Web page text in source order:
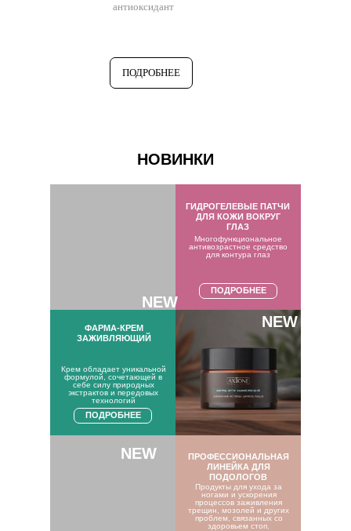
антиоксидант
ПОДРОБНЕЕ
ГИДРОГЕЛЕВЫЕ ПАТЧИ
ДЛЯ КОЖИ ВОКРУГ
ГЛАЗ
НОВИНКИ
Крем обладает уникальной
формулой, сочетающей в
себе силу природных
экстрактов и передовых
технологий
Продукты для ухода за
ногами и ускорения
процессов заживления
трещин, мозолей и других
проблем, связанных со
здоровьем стоп.
Многофункциональное
антивозрастное средство
для контура глаз
NEW
NEW
NEW
ФАРМА-КРЕМ
ЗАЖИВЛЯЮЩИЙ
ПРОФЕССИОНАЛЬНАЯ
ЛИНЕЙКА ДЛЯ
ПОДОЛОГОВ
ПОДРОБНЕЕ
ПОДРОБНЕЕ